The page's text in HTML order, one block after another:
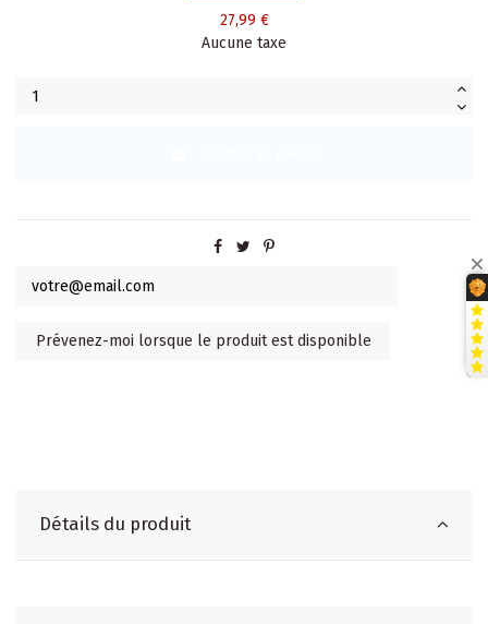
27,99 €
Aucune taxe
Détails du produit